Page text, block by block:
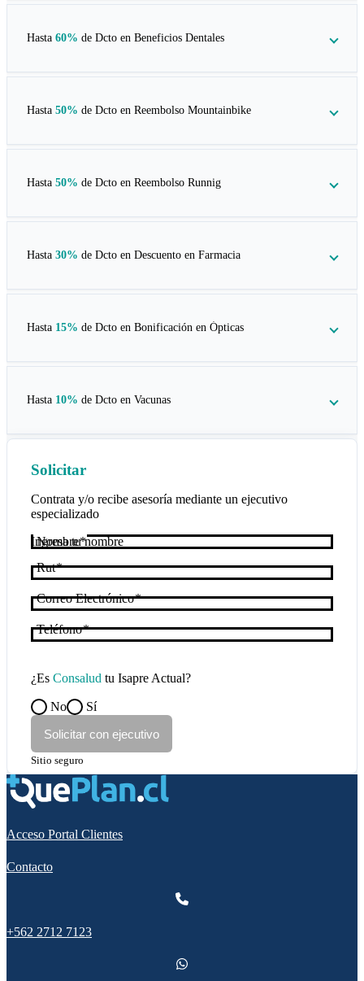
Hasta 60% de Dcto en Beneficios Dentales
Hasta 50% de Dcto en Reembolso Mountainbike
Hasta 50% de Dcto en Reembolso Runnig
Hasta 30% de Dcto en Descuento en Farmacia
Hasta 15% de Dcto en Bonificación en Ópticas
Hasta 10% de Dcto en Vacunas
Solicitar
Contrata y/o recibe asesoría mediante un ejecutivo
especializado
Nombre
Rut
Correo Electrónico
Teléfono
¿Es Consalud tu Isapre Actual?
No
Sí
Solicitar con ejecutivo
Sitio seguro
Acceso Portal Clientes
Contacto
+562 2712 7123